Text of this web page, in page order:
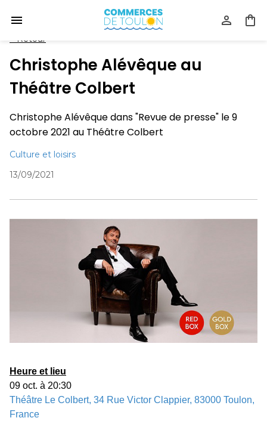
Retour
Christophe Alévêque au
Théâtre Colbert
Christophe Alévêque dans "Revue de presse" le 9
octobre 2021 au Théâtre Colbert
Culture et loisirs
13/09/2021
Heure et lieu
09 oct. à 20:30
Théâtre Le Colbert, 34 Rue Victor Clappier, 83000 Toulon,
France